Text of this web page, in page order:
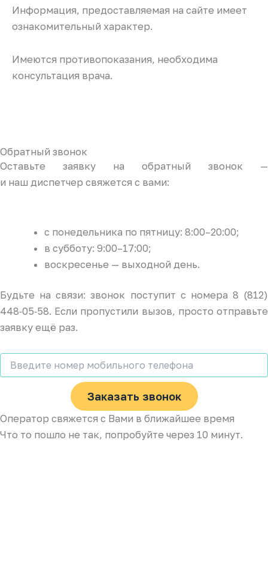
Информация, предоставляемая на сайте имеет
ознакомительный характер.
Имеются противопоказания, необходима
консультация врача.
Обратный звонок
Оставьте заявку на обратный звонок —
и наш диспетчер свяжется с вами:
с понедельника по пятницу: 8:00–20:00;
в субботу: 9:00–17:00;
воскресенье — выходной день.
Будьте на связи: звонок поступит с номера 8 (812)
448‑05‑58. Если пропустили вызов, просто отправьте
заявку ещё раз.
Заказать звонок
Оператор свяжется с Вами в ближайшее время
Что то пошло не так, попробуйте через 10 минут.